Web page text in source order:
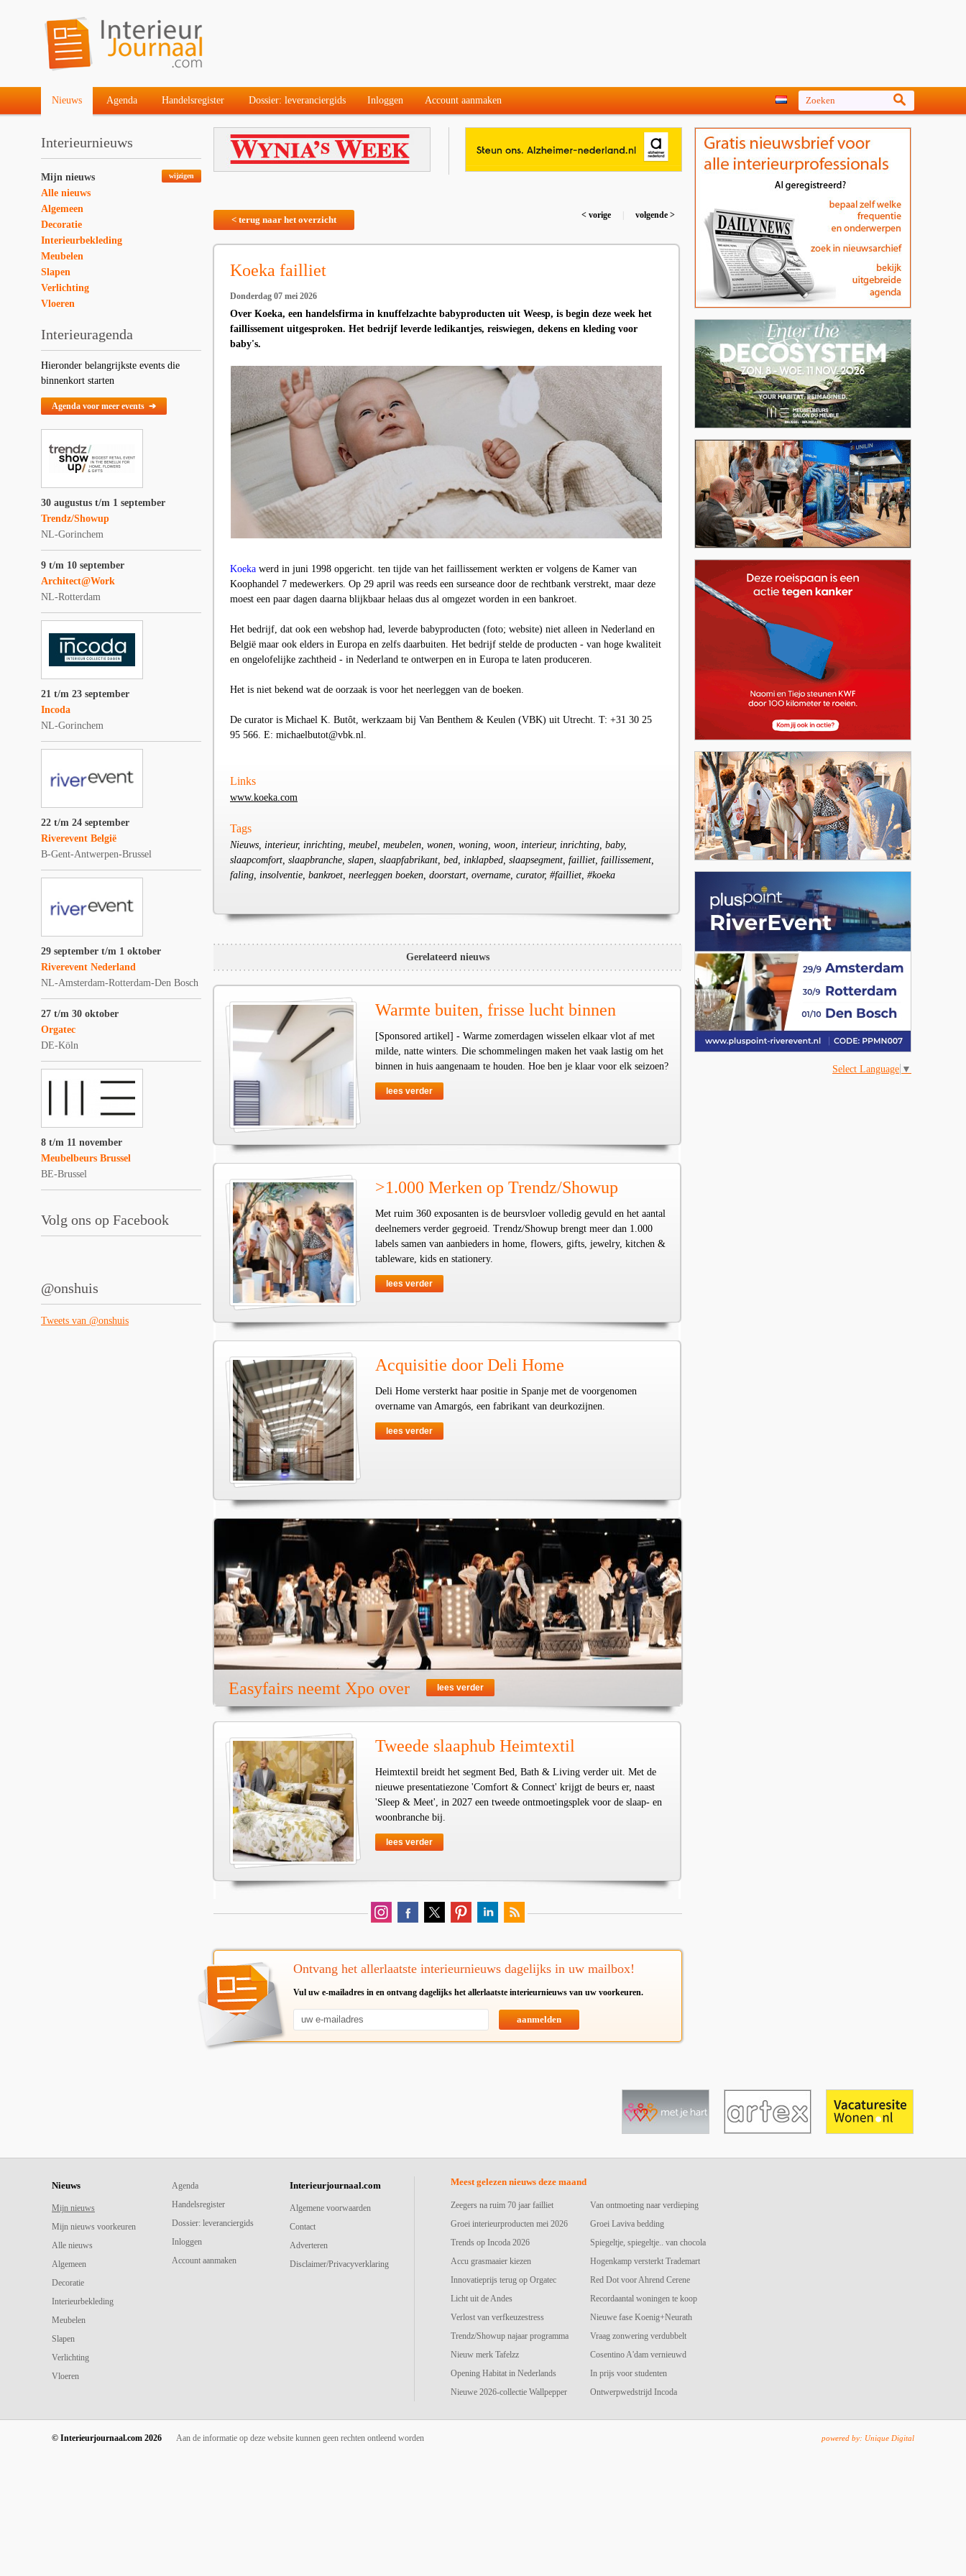
Nieuws Agenda Handelsregister Dossier: leveranciergids Inloggen Account aanmaken
Interieurnieuws
wijzigen
Mijn nieuws
Alle nieuws
Algemeen
Decoratie
Interieurbekleding
Meubelen
Slapen
Verlichting
Vloeren
Interieuragenda
Hieronder belangrijkste events die
binnenkort starten
Agenda voor meer events ➔
30 augustus t/m 1 september
Trendz/Showup
NL-Gorinchem
9 t/m 10 september
Architect@Work
NL-Rotterdam
21 t/m 23 september
Incoda
NL-Gorinchem
22 t/m 24 september
Riverevent België
B-Gent-Antwerpen-Brussel
29 september t/m 1 oktober
Riverevent Nederland
NL-Amsterdam-Rotterdam-Den Bosch
27 t/m 30 oktober
Orgatec
DE-Köln
8 t/m 11 november
Meubelbeurs Brussel
BE-Brussel
Volg ons op Facebook
@onshuis
Tweets van @onshuis
< terug naar het overzicht < vorige volgende >
Koeka failliet
Donderdag 07 mei 2026
Over Koeka, een handelsfirma in knuffelzachte babyproducten uit Weesp, is begin deze week het
faillissement uitgesproken. Het bedrijf leverde ledikantjes, reiswiegen, dekens en kleding voor
baby's.
Koeka werd in juni 1998 opgericht. ten tijde van het faillissement werkten er volgens de Kamer van
Koophandel 7 medewerkers. Op 29 april was reeds een surseance door de rechtbank verstrekt, maar deze
moest een paar dagen daarna blijkbaar helaas dus al omgezet worden in een bankroet.
Het bedrijf, dat ook een webshop had, leverde babyproducten (foto; website) niet alleen in Nederland en
België maar ook elders in Europa en zelfs daarbuiten. Het bedrijf stelde de producten - van hoge kwaliteit
en ongelofelijke zachtheid - in Nederland te ontwerpen en in Europa te laten produceren.
Het is niet bekend wat de oorzaak is voor het neerleggen van de boeken.
De curator is Michael K. Butôt, werkzaam bij Van Benthem & Keulen (VBK) uit Utrecht. T: +31 30 25
95 566. E: michaelbutot@vbk.nl.
Links
www.koeka.com
Tags
Nieuws, interieur, inrichting, meubel, meubelen, wonen, woning, woon, interieur, inrichting, baby,
slaapcomfort, slaapbranche, slapen, slaapfabrikant, bed, inklapbed, slaapsegment, failliet, faillissement,
faling, insolventie, bankroet, neerleggen boeken, doorstart, overname, curator, #failliet, #koeka
Gerelateerd nieuws
Warmte buiten, frisse lucht binnen
[Sponsored artikel] - Warme zomerdagen wisselen elkaar vlot af met
milde, natte winters. Die schommelingen maken het vaak lastig om het
binnen in huis aangenaam te houden. Hoe ben je klaar voor elk seizoen?
lees verder
>1.000 Merken op Trendz/Showup
Met ruim 360 exposanten is de beursvloer volledig gevuld en het aantal
deelnemers verder gegroeid. Trendz/Showup brengt meer dan 1.000
labels samen van aanbieders in home, flowers, gifts, jewelry, kitchen &
tableware, kids en stationery.
lees verder
Acquisitie door Deli Home
Deli Home versterkt haar positie in Spanje met de voorgenomen
overname van Amargós, een fabrikant van deurkozijnen.
lees verder
Easyfairs neemt Xpo over lees verder
Tweede slaaphub Heimtextil
Heimtextil breidt het segment Bed, Bath & Living verder uit. Met de
nieuwe presentatiezone 'Comfort & Connect' krijgt de beurs er, naast
'Sleep & Meet', in 2027 een tweede ontmoetingsplek voor de slaap- en
woonbranche bij.
lees verder
Ontvang het allerlaatste interieurnieuws dagelijks in uw mailbox!
Vul uw e-mailadres in en ontvang dagelijks het allerlaatste interieurnieuws van uw voorkeuren.
aanmelden
Select Language ▼
Nieuws
Mijn nieuws
Mijn nieuws voorkeuren
Alle nieuws
Algemeen
Decoratie
Interieurbekleding
Meubelen
Slapen
Verlichting
Vloeren
Agenda
Handelsregister
Dossier: leveranciergids
Inloggen
Account aanmaken
Interieurjournaal.com
Algemene voorwaarden
Contact
Adverteren
Disclaimer/Privacyverklaring
Meest gelezen nieuws deze maand
Zeegers na ruim 70 jaar failliet
Groei interieurproducten mei 2026
Trends op Incoda 2026
Accu grasmaaier kiezen
Innovatieprijs terug op Orgatec
Licht uit de Andes
Verlost van verfkeuzestress
Trendz/Showup najaar programma
Nieuw merk Tafelzz
Opening Habitat in Nederlands
Nieuwe 2026-collectie Wallpepper
Van ontmoeting naar verdieping
Groei Laviva bedding
Spiegeltje, spiegeltje.. van chocola
Hogenkamp versterkt Trademart
Red Dot voor Ahrend Cerene
Recordaantal woningen te koop
Nieuwe fase Koenig+Neurath
Vraag zonwering verdubbelt
Cosentino A'dam vernieuwd
In prijs voor studenten
Ontwerpwedstrijd Incoda
© Interieurjournaal.com 2026 Aan de informatie op deze website kunnen geen rechten ontleend worden powered by: Unique Digital